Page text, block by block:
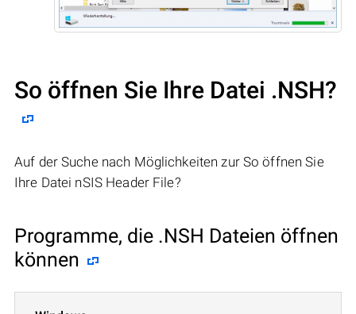
So öffnen Sie Ihre Datei .NSH?
Auf der Suche nach Möglichkeiten zur So öffnen Sie
Ihre Datei nSIS Header File?
Programme, die .NSH Dateien öffnen
können